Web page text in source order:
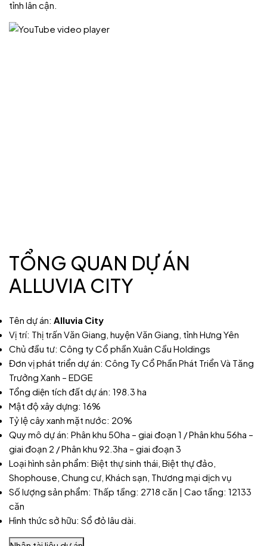
tỉnh lân cận.
TỔNG QUAN DỰ ÁN
ALLUVIA CITY
Tên dự án: Alluvia City
Vị trí: Thị trấn Văn Giang, huyện Văn Giang, tỉnh Hưng Yên
Chủ đầu tư: Công ty Cổ phần Xuân Cầu Holdings
Đơn vị phát triển dự án: Công Ty Cổ Phần Phát Triển Và Tăng
Trưởng Xanh – EDGE
Tổng diện tích đất dự án: 198.3 ha
Mật độ xây dựng: 16%
Tỷ lệ cây xanh mặt nước: 20%
Quy mô dự án: Phân khu 50ha – giai đoạn 1 / Phân khu 56ha –
giai đoạn 2 / Phân khu 92.3ha – giai đoạn 3
Loại hình sản phẩm: Biệt thự sinh thái, Biệt thự đảo,
Shophouse, Chung cư, Khách sạn, Thương mại dịch vụ
Số lượng sản phẩm: Thấp tầng: 2718 căn | Cao tầng: 12133
căn
Hình thức sở hữu: Sổ đỏ lâu dài.